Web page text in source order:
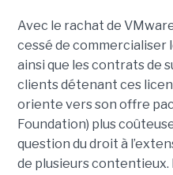
Avec le rachat de
cessé de commercialiser
ainsi que les contrats de
clients détenant ces
oriente vers son offre
Foundation) plus
question du droit à
de plusieurs contentieux.